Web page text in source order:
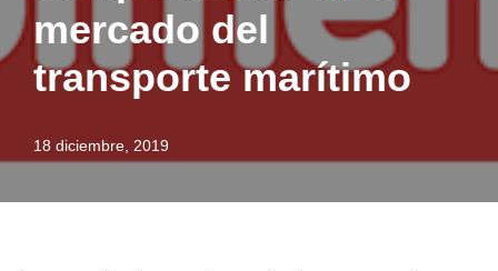
mercado del
transporte marítimo
18 diciembre, 2019